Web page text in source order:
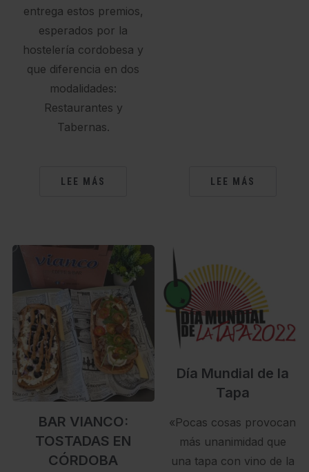
entrega estos premios,
esperados por la
hostelería cordobesa y
que diferencia en dos
modalidades:
Restaurantes y
Tabernas.
LEE MÁS LEE MÁS
BAR VIANCO:
TOSTADAS EN
CÓRDOBA
Día Mundial de la
Tapa
«Pocas cosas provocan
más unanimidad que
una tapa con vino de la